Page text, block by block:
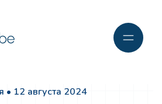
• 12 августа 2024